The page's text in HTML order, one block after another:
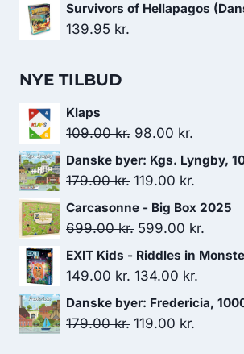
Survivors of Hellapagos
139.95 kr.
NYE TILBUD
Klaps
109.00kr. Den
oprindelige
pris
109.00 kr..
98.00 kr.
aktuelle
Danske byer: Kgs. Lyngby,
179.00kr. Den
oprindelige
pris
179.00 kr..
119.00 kr.
aktuelle
pris
Carcasonne - Big Box 2025
699.00kr. Den
oprindelige
pris
699.00 kr..
599.00 kr.
EXIT Kids - Riddles in
149.00kr. Den
oprindelige
pris
134.00 kr.
Danske byer: Fredericia,
179.00kr. Den
119.00 kr.